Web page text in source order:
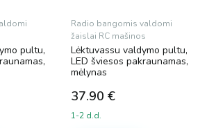
pultu,
Radio bangomis valdomi
žaislai RC mašinos
Lėktuvassu valdymo pultu,
LED šviesos pakraunamas,
mėlynas
37.90 €
1-2 d.d.